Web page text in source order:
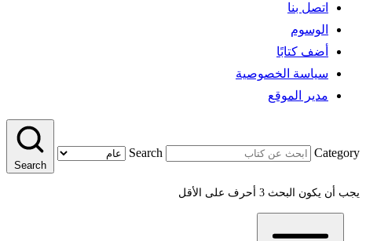
اتصل بنا
الوسوم
أضف كتابًا
سياسة الخصوصية
مدير الموقع
Search Category
Search
يجب أن يكون البحث 3 أحرف على الأقل